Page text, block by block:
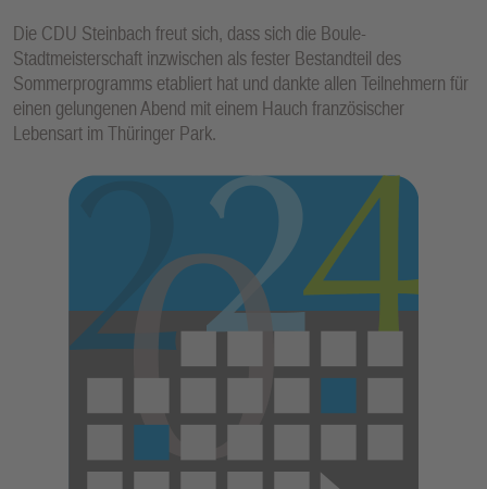
Die CDU Steinbach freut sich, dass sich die Boule-
Stadtmeisterschaft inzwischen als fester Bestandteil des
Sommerprogramms etabliert hat und dankte allen Teilnehmern für
einen gelungenen Abend mit einem Hauch französischer
Lebensart im Thüringer Park.